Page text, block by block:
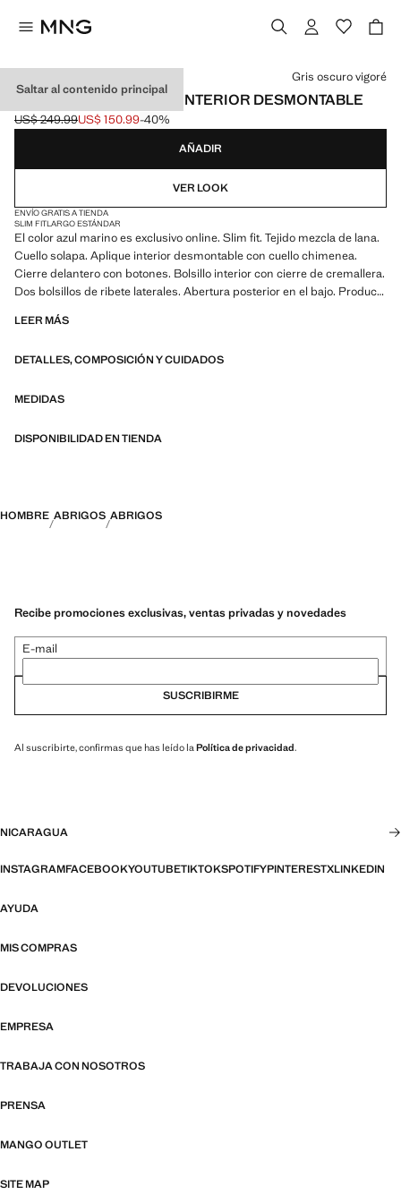
Saltar al contenido principal
ABRIGO LANA CUELLO INTERIOR DESMONTABLE
Precio inicial tachado [US$ 249.99 ]
US$ 249.99
Precio actual [US$ 150.99 ]
US$ 150.99-40%
Selecciona un color
Gris oscuro vigoré
AÑADIR
VER LOOK
ENVÍO GRATIS A TIENDA
SLIM FITLARGO ESTÁNDAR
El color azul marino es exclusivo online. Slim fit. Tejido mezcla de lana.
Cuello solapa. Aplique interior desmontable con cuello chimenea.
Cierre delantero con botones. Bolsillo interior con cierre de cremallera.
Dos bolsillos de ribete laterales. Abertura posterior en el bajo. Producto
LEER MÁS
DETALLES, COMPOSICIÓN Y CUIDADOS
MEDIDAS
DISPONIBILIDAD EN TIENDA
HOMBRE ABRIGOS ABRIGOS
Recibe promociones exclusivas, ventas privadas y novedades
E-mail
SUSCRIBIRME
Al suscribirte, confirmas que has leído la Política de privacidad.
NICARAGUA
INSTAGRAMFACEBOOKYOUTUBETIKTOKSPOTIFYPINTERESTXLINKEDIN
AYUDA
MIS COMPRAS
DEVOLUCIONES
EMPRESA
TRABAJA CON NOSOTROS
PRENSA
MANGO OUTLET
SITE MAP